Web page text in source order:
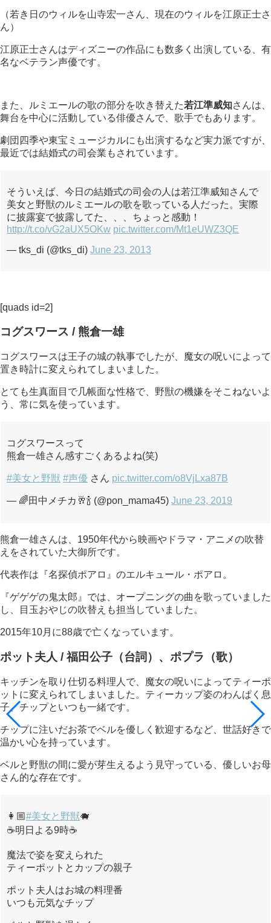
（若き日のウィルを山寺宏一さん、現在のウィルを江原正士さ
ん）
江原正士さんはディズニーの作品にも数多く出演している、有
名なベテラン声優です。
また、ルミエールの歌の部分を吹き替えた若江準威知さんは、
舞台を中心に活動している俳優さんで、歌手でもあります。
劇団四季や東宝ミュージカルにも出演するなど実力派ですが、
最近では結婚式の司会業もされています。
そういえば、今日の結婚式の司会の人は若江準威知さんで
美女と野獣のルミエールの歌を歌っている人だった。実際
に披露宴で披露してた、、、ちょっと感動！
http://t.co/vG2aUX5OKw pic.twitter.com/Mt1eUWZ3QE
— tks_di (@tks_di) June 23, 2013
[quads id=2]
コグスワース / 熊倉一雄
コグスワースは王子の城の執事でしたが、魔女の呪いによって
置き時計に変えられてしまいました。
とても生真面目で几帳面な性格で、野獣の機嫌をそこねないよ
う、常に気を使っています。
コグスワースって
熊倉一雄さん感すごくあるよね(笑)
#美女と野獣 #声優 さん pic.twitter.com/o8VjLxa87B
— 🌈田中メチカ🥂🍾 (@pon_mama45) June 23, 2019
熊倉一雄さんは、1950年代から映画やドラマ・アニメの吹替
えをされていた大御所です。
代表作は『名探偵ポアロ』のエルキュール・ポアロ。
『ゲゲゲの鬼太郎』では、オープニングの曲を歌っていました
し、目玉おやじの吹替えも担当していました。
2015年10月に88歳で亡くなっています。
ポット夫人 / 福田公子（台詞）、ポプラ（歌）
キッチンを取り仕切る料理人で、魔女の呪いによってティーポ
ットに変えられてしまいました。ティーカップ姿のわんぱく息
子、チップといつも一緒です。
チップに注いだお茶でベルを優しく歓迎するなど、世話好きで
温かい心を持っています。
ベルと野獣の間に愛が芽生えるよう見守っている、優しいお母
さん的な存在です。
👩🏼#美女と野獣🐗
☕️明日よる9時☕️
魔法で姿を変えられた
ティーポットとカップの親子
ポット夫人はお城の料理番
いつも元気なチップ